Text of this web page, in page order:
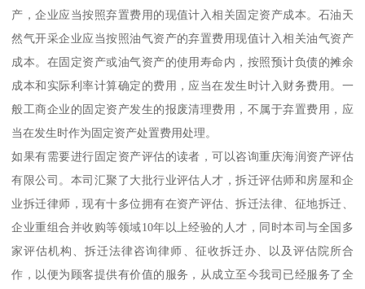
产，企业应当按照弃置费用的现值计入相关固定资产成本。石油天
然气开采企业应当按照油气资产的弃置费用现值计入相关油气资产
成本。在固定资产或油气资产的使用寿命内，按照预计负债的摊余
成本和实际利率计算确定的费用，应当在发生时计入财务费用。一
般工商企业的固定资产发生的报废清理费用，不属于弃置费用，应
当在发生时作为固定资产处置费用处理。
如果有需要进行固定资产评估的读者，可以咨询重庆海润资产评估
有限公司。本司汇聚了大批行业评估人才，拆迁评估师和房屋和企
业拆迁律师，现有十多位拥有在资产评估、拆迁法律、征地拆迁、
企业重组合并收购等领域10年以上经验的人才，同时本司与全国多
家评估机构、拆迁法律咨询律师、征收拆迁办、以及评估院所合
作，以便为顾客提供有价值的服务，从成立至今我司已经服务了全